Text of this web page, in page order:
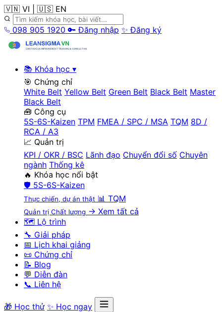
🇻🇳 VI 🇺🇸 EN
098 905 1920 🔑 Đăng nhập ✨ Đăng ký
📚 Khóa học ▾
🎯 Chứng chỉ
White Belt Yellow Belt Green Belt Black Belt Master
Black Belt
🧰 Công cụ
5S-6S-Kaizen TPM FMEA / SPC / MSA TQM 8D /
RCA / A3
📈 Quản trị
KPI / OKR / BSC Lãnh đạo Chuyển đổi số Chuyên
ngành Thống kê
🔥 Khóa học nổi bật
🛡️ 5S-6S-Kaizen
Thực chiến, dự án thật 📊 TQM
Quản trị Chất lượng → Xem tất cả
🗺️ Lộ trình
🔧 Giải pháp
📅 Lịch khai giảng
📜 Chứng chỉ
📝 Blog
💬 Diễn đàn
📞 Liên hệ
🎁 Học thử ✨ Học ngay